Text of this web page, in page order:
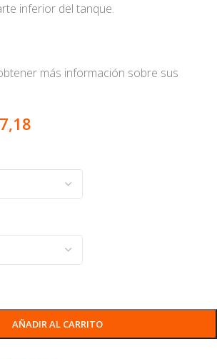
inferior del tanque.
más información sobre sus
AÑADIR AL CARRITO